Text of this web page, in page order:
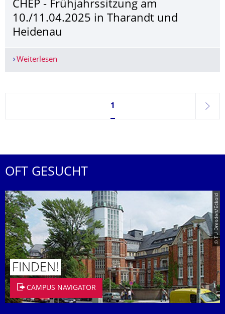
CHEP - Frühjahrssitzung am
10./11.04.2025 in Tharandt und
Heidenau
Weiterlesen
Seite 1, aktuell ausgewählt
1
weiter
OFT GESUCHT
© TU Dresden/Eckold
FINDEN!
CAMPUS NAVIGATOR